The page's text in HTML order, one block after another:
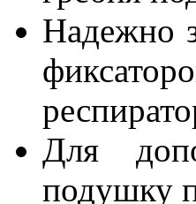
Надежно
Для
подушку